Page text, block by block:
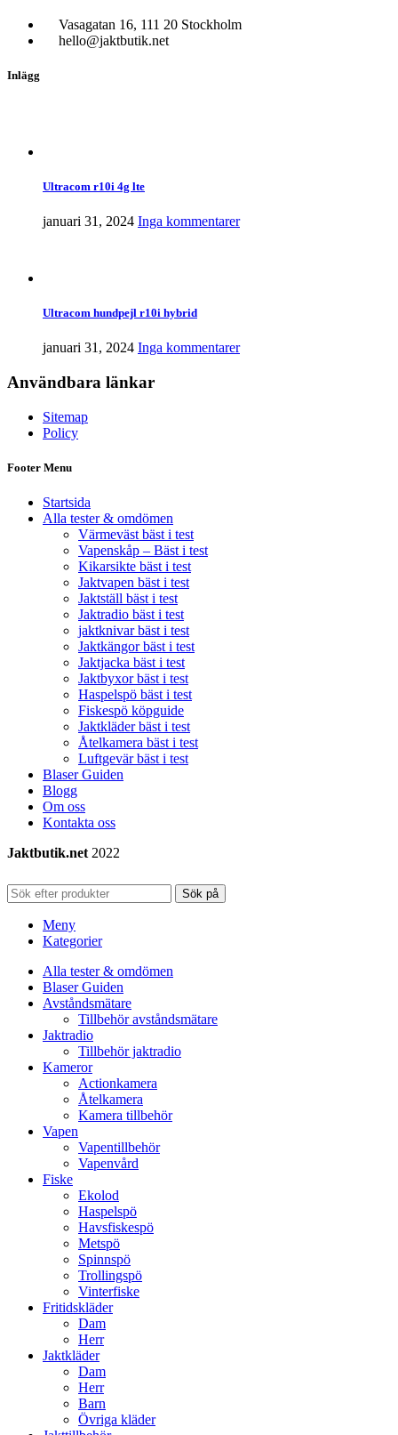
Vasagatan 16, 111 20 Stockholm
hello@jaktbutik.net
Inlägg
Ultracom r10i 4g lte
januari 31, 2024 Inga kommentarer
Ultracom hundpejl r10i hybrid
januari 31, 2024 Inga kommentarer
Användbara länkar
Sitemap
Policy
Footer Menu
Startsida
Alla tester & omdömen
Värmeväst bäst i test
Vapenskåp – Bäst i test
Kikarsikte bäst i test
Jaktvapen bäst i test
Jaktställ bäst i test
Jaktradio bäst i test
jaktknivar bäst i test
Jaktkängor bäst i test
Jaktjacka bäst i test
Jaktbyxor bäst i test
Haspelspö bäst i test
Fiskespö köpguide
Jaktkläder bäst i test
Åtelkamera bäst i test
Luftgevär bäst i test
Blaser Guiden
Blogg
Om oss
Kontakta oss
Jaktbutik.net 2022
Sök på
Meny
Kategorier
Alla tester & omdömen
Blaser Guiden
Avståndsmätare
Tillbehör avståndsmätare
Jaktradio
Tillbehör jaktradio
Kameror
Actionkamera
Åtelkamera
Kamera tillbehör
Vapen
Vapentillbehör
Vapenvård
Fiske
Ekolod
Haspelspö
Havsfiskespö
Metspö
Spinnspö
Trollingspö
Vinterfiske
Fritidskläder
Dam
Herr
Jaktkläder
Dam
Herr
Barn
Övriga kläder